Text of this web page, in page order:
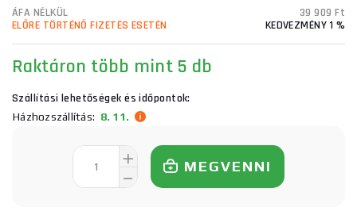
ÁFA NÉLKÜL
39 909 Ft
ELŐRE TÖRTÉNŐ FIZETÉS ESETÉN
KEDVEZMÉNY 1 %
Raktáron több mint 5 db
Szállítási lehetőségek és időpontok:
Házhozszállítás: 8. 11.
MEGVENNI